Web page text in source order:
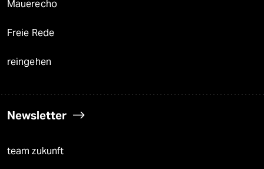
Mauerecho
Freie Rede
reingehen
Newsletter
team zukunft